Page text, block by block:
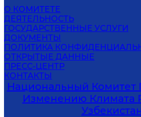
О КОМИТЕТЕ
ДЕЯТЕЛЬНОСТЬ
ГОСУДАРСТВЕННЫЕ УСЛУГИ
ДОКУМЕНТЫ
ПОЛИТИКА
ОТКРЫТЫЕ ДАННЫЕ
ПРЕСС-ЦЕНТР
КОНТАКТЫ
Национальный Комитет
Изменению Климата